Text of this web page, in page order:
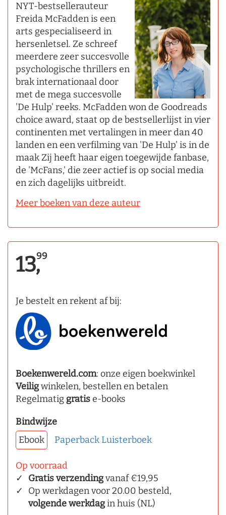
NYT-bestsellerauteur
Freida McFadden is een
arts gespecialiseerd in
hersenletsel. Ze schreef
meerdere zeer succesvolle
psychologische thrillers en
brak internationaal door
met de mega succesvolle
'De Hulp' reeks. McFadden won de Goodreads
choice award, staat op de bestsellerlijst in vier
continenten met vertalingen in meer dan 40
landen en een verfilming van 'De Hulp' is in de
maak Zij heeft haar eigen toegewijde fanbase,
de 'McFans,' die zeer actief is op social media
en zich dagelijks uitbreidt.
Meer boeken van deze auteur
13,99
Je bestelt en rekent af bij:
Boekenwereld.com: onze eigen boekwinkel
Veiligwinkelen, bestellen en betalen
Regelmatig gratise-books
Bindwijze
Ebook
Paperback Luisterboek
Op voorraad
Gratis verzendingvanaf €19,95
Op werkdagen voor 20.00 besteld,
volgende werkdagin huis (NL)